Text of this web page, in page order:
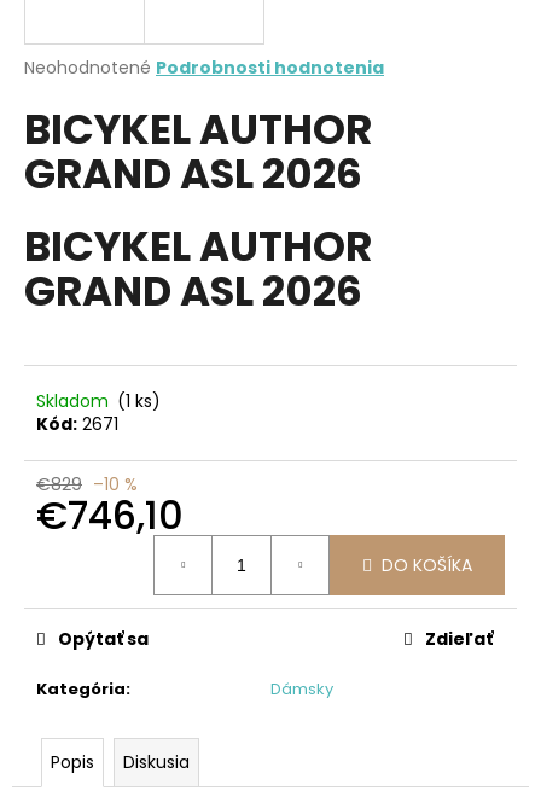
Priemerné
produktu
je
0,0
z
hviezdičiek.
Neohodnotené Podrobnosti hodnotenia
BICYKEL AUTHOR
GRAND ASL 2026
BICYKEL AUTHOR
GRAND ASL 2026
Skladom (1 ks)
Kód: 2671
€829 –10 %
€746,10
DO KOŠÍKA
Kategória: Dámsky
Opýtať sa Zdieľať
Popis Diskusia
j
ť
?
HĽADAŤ
d
p
o
ú
e
STRED
€28,95